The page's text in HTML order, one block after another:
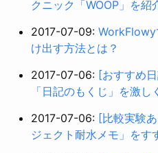
クニック「WOOP」を紹
2017-07-09: WorkFlowy
け出す方法とは？
2017-07-06: [おすすめ
「日記のもくじ」を激し
2017-07-06: [比較実験
ジェクト耐水メモ」をす